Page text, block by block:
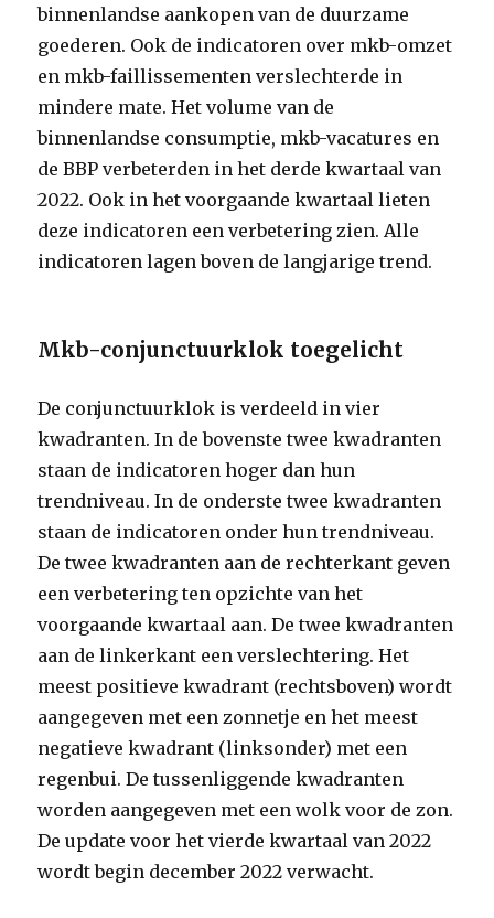
binnenlandse aankopen van de duurzame
goederen. Ook de indicatoren over mkb-omzet
en mkb-faillissementen verslechterde in
mindere mate. Het volume van de
binnenlandse consumptie, mkb-vacatures en
de BBP verbeterden in het derde kwartaal van
2022. Ook in het voorgaande kwartaal lieten
deze indicatoren een verbetering zien. Alle
indicatoren lagen boven de langjarige trend.
Mkb-conjunctuurklok toegelicht
De conjunctuurklok is verdeeld in vier
kwadranten. In de bovenste twee kwadranten
staan de indicatoren hoger dan hun
trendniveau. In de onderste twee kwadranten
staan de indicatoren onder hun trendniveau.
De twee kwadranten aan de rechterkant geven
een verbetering ten opzichte van het
voorgaande kwartaal aan. De twee kwadranten
aan de linkerkant een verslechtering. Het
meest positieve kwadrant (rechtsboven) wordt
aangegeven met een zonnetje en het meest
negatieve kwadrant (linksonder) met een
regenbui. De tussenliggende kwadranten
worden aangegeven met een wolk voor de zon.
De update voor het vierde kwartaal van 2022
wordt begin december 2022 verwacht.